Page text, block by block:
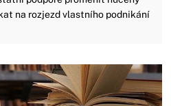
na rozjezd vlastního podnikání